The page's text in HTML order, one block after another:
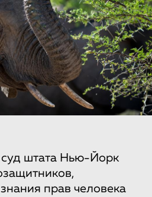
штата Нью-Йорк
прав человека